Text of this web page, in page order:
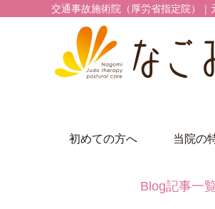
交通事故施術院（厚労省指定院）
初めての方へ 当院の
Blog記事一